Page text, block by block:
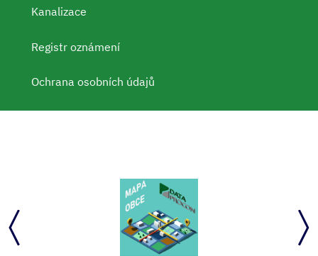
Kanalizace
Registr oznámení
Ochrana osobních údajů